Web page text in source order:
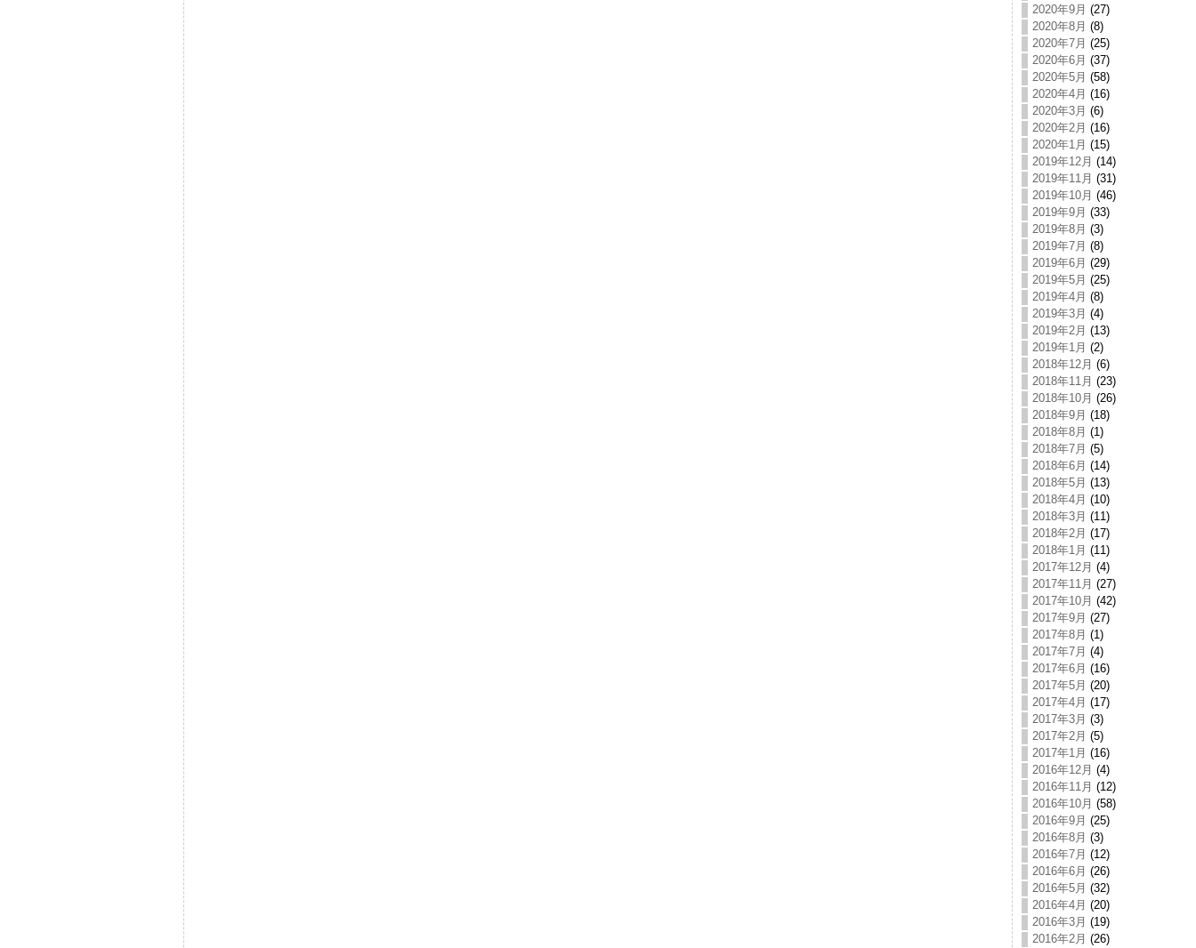
2020年9月 (27)
2020年8月 (8)
2020年7月 (25)
2020年6月 (37)
2020年5月 (58)
2020年4月 (16)
2020年3月 (6)
2020年2月 (16)
2020年1月 (15)
2019年12月 (14)
2019年11月 (31)
2019年10月 (46)
2019年9月 (33)
2019年8月 (3)
2019年7月 (8)
2019年6月 (29)
2019年5月 (25)
2019年4月 (8)
2019年3月 (4)
2019年2月 (13)
2019年1月 (2)
2018年12月 (6)
2018年11月 (23)
2018年10月 (26)
2018年9月 (18)
2018年8月 (1)
2018年7月 (5)
2018年6月 (14)
2018年5月 (13)
2018年4月 (10)
2018年3月 (11)
2018年2月 (17)
2018年1月 (11)
2017年12月 (4)
2017年11月 (27)
2017年10月 (42)
2017年9月 (27)
2017年8月 (1)
2017年7月 (4)
2017年6月 (16)
2017年5月 (20)
2017年4月 (17)
2017年3月 (3)
2017年2月 (5)
2017年1月 (16)
2016年12月 (4)
2016年11月 (12)
2016年10月 (58)
2016年9月 (25)
2016年8月 (3)
2016年7月 (12)
2016年6月 (26)
2016年5月 (32)
2016年4月 (20)
2016年3月 (19)
2016年2月 (26)